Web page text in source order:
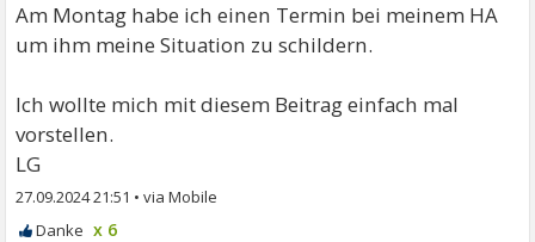
Am Montag habe ich einen Termin bei meinem HA
um ihm meine Situation zu schildern.
Ich wollte mich mit diesem Beitrag einfach mal
vorstellen.
LG
27.09.2024 21:51 •
x 6